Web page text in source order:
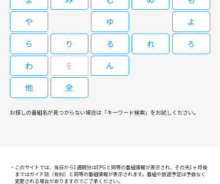
や
ゆ
よ
ら
り る れ
ろ
わ
を
ん
他
全
お探しの番組名が見つからない場合は「キーワード検索」をお試しください。
このサイトでは、当日から1週間分はEPGと同等の番組情報が表示され、その先1ヶ月後
まではガイド誌（有料）と同等の番組情報が表示されます。番組や放送予定は予告なく
変更される場合がありますのでご了承ください。